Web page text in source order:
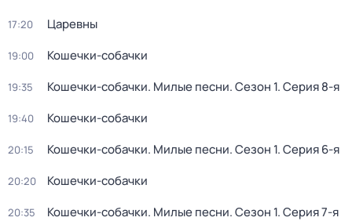
17:20 Царевны
19:00 Кошечки-собачки
19:35 Кошечки-собачки. Милые песни. Сезон 1. Серия 8-я
19:40 Кошечки-собачки
20:15 Кошечки-собачки. Милые песни. Сезон 1. Серия 6-я
20:20 Кошечки-собачки
20:35 Кошечки-собачки. Милые песни. Сезон 1. Серия 7-я